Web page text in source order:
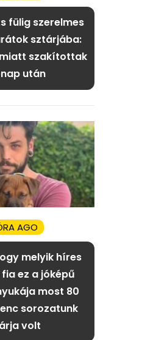
fülig szerelmes
sztárjába:
szakítottak
után
AGO
melyik híres
ez a jóképű
most 80
sorozatunk
volt